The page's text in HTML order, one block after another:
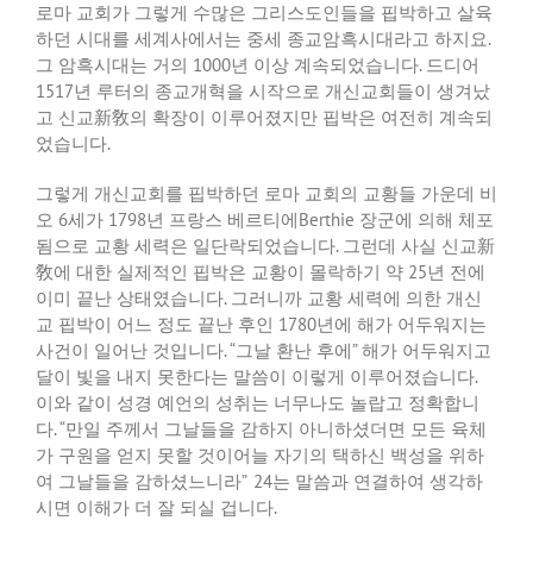
로마 교회가 그렇게 수많은 그리스도인들을 핍박하고 살육
하던 시대를 세계사에서는 중세 종교암흑시대라고 하지요.
그 암흑시대는 거의 1000년 이상 계속되었습니다. 드디어
1517년 루터의 종교개혁을 시작으로 개신교회들이 생겨났
고 신교新敎의 확장이 이루어졌지만 핍박은 여전히 계속되
었습니다.
그렇게 개신교회를 핍박하던 로마 교회의 교황들 가운데 비
오 6세가 1798년 프랑스 베르티에Berthie 장군에 의해 체포
됨으로 교황 세력은 일단락되었습니다. 그런데 사실 신교新
敎에 대한 실제적인 핍박은 교황이 몰락하기 약 25년 전에
이미 끝난 상태였습니다. 그러니까 교황 세력에 의한 개신
교 핍박이 어느 정도 끝난 후인 1780년에 해가 어두워지는
사건이 일어난 것입니다. “그날 환난 후에”해가 어두워지고
달이 빛을 내지 못한다는 말씀이 이렇게 이루어졌습니다.
이와 같이 성경 예언의 성취는 너무나도 놀랍고 정확합니
다. “만일 주께서 그날들을 감하지 아니하셨더면 모든 육체
가 구원을 얻지 못할 것이어늘 자기의 택하신 백성을 위하
여 그날들을 감하셨느니라” 24는 말씀과 연결하여 생각하
시면 이해가 더 잘 되실 겁니다.